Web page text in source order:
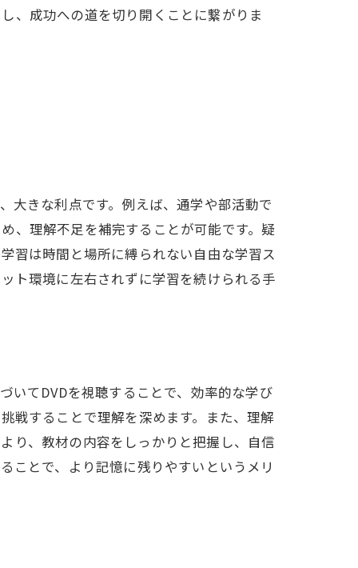
、成功への道を切り開くことに繋がりま
大きな利点です。例えば、通学や部活動で
、理解不足を補完することが可能です。疑
習は時間と場所に縛られない自由な学習ス
ト環境に左右されずに学習を続けられる手
いてDVDを視聴することで、効率的な学び
戦することで理解を深めます。また、理解
り、教材の内容をしっかりと把握し、自信
ことで、より記憶に残りやすいというメリ